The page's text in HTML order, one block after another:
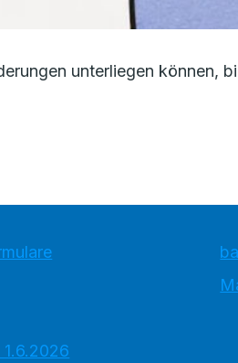
unterliegen können,